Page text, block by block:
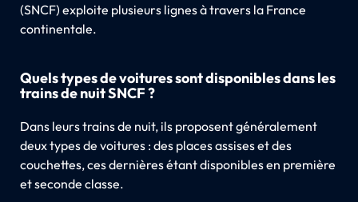
(SNCF) exploite plusieurs lignes à travers la France
continentale.
Quels types de voitures sont disponibles dans les
trains de nuit SNCF ?
Dans leurs trains de nuit, ils proposent généralement
deux types de voitures : des places assises et des
couchettes, ces dernières étant disponibles en première
et seconde classe.